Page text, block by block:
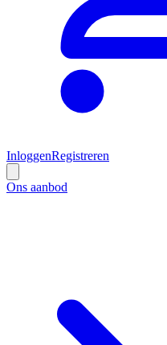
InloggenRegistreren
Ons aanbod